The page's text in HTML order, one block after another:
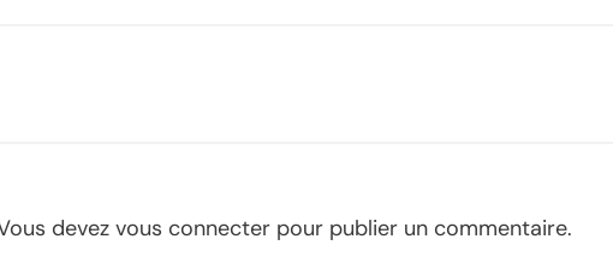
devez vous connecter pour publier un commentaire.